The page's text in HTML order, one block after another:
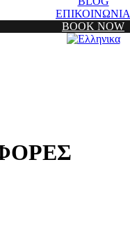
ΕΠΙΚΟΙΝΩΝΙΑ
BOOK NOW